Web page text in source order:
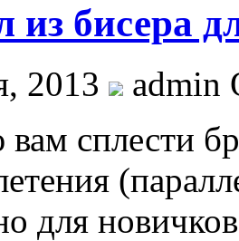
из бисера
2013
admin
сплести
для